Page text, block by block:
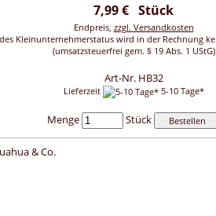
7,99 € Stück
Endpreis, zzgl. Versandkosten
Kleinunternehmerstatus wird in der Rechnung
(umsatzsteuerfrei gem. § 19 Abs. 1 UStG)
Art-Nr. HB32
Lieferzeit 5-10 Tage*
Menge Stück
& Co.